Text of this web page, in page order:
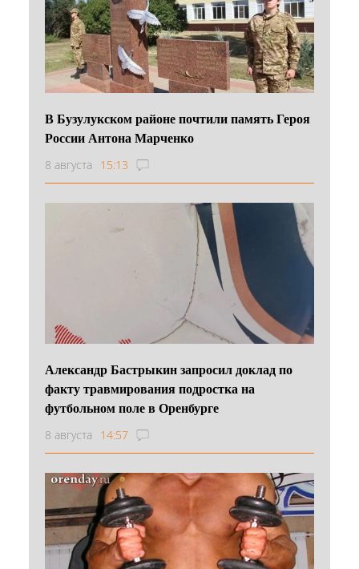
В Бузулукском районе почтили память Героя
России Антона Марченко
8 августа 15:13
Александр Бастрыкин запросил доклад по
факту травмирования подростка на
футбольном поле в Оренбурге
8 августа 14:57